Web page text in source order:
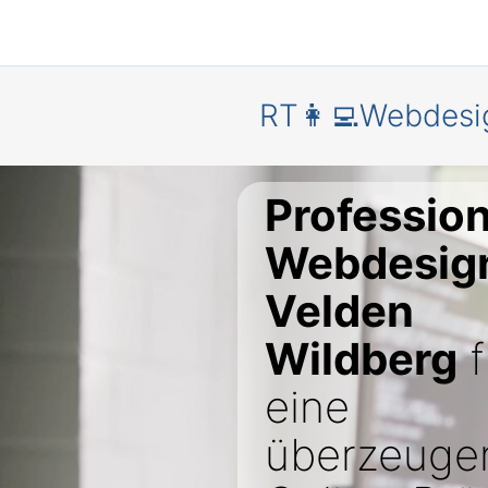
Velden
Wildberg
eine